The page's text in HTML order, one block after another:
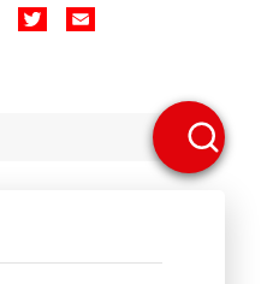
FACEBOOKTWITTER